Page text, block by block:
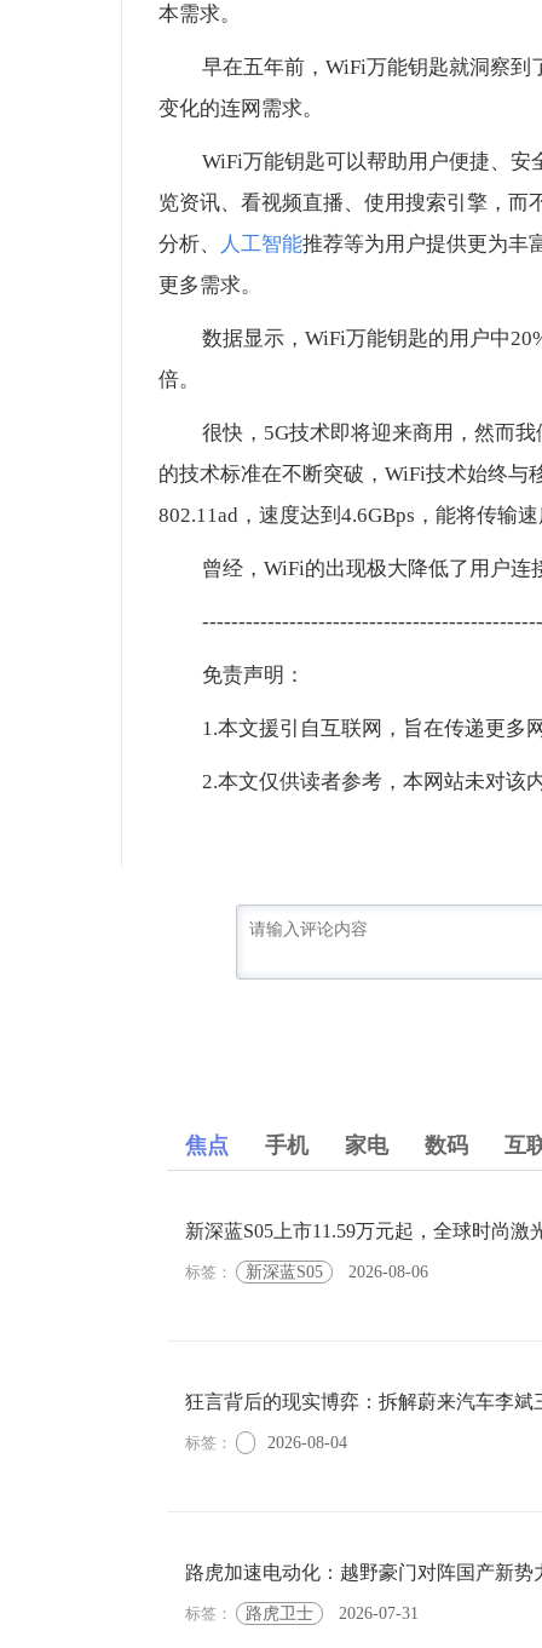
本需求。
早在五年前，WiFi万能钥匙就洞察
变化的连网需求。
WiFi万能钥匙可以帮助用户便捷、
览资讯、看视频直播、使用搜索引擎，
分析、
人工智能推荐等为用户提供更为丰
更多需求。
数据显示，WiFi万能钥匙的用户中
倍。
很快，5G技术即将迎来商用，然而
的技术标准在不断突破，WiFi技术始终与
802.11ad，速度达到4.6GBps，能将传输
曾经，WiFi的出现极大降低了用户
免责声明：
1.本文援引自互联网，旨在传递更多
2.本文仅供读者参考，本网站未对该
焦点 手机 家电 数码 互
新深蓝S05上市11.59万元起，全球时尚激
标签： 新深蓝S05 2026-08-06
狂言背后的现实博弈：拆解蔚来汽车李斌
标签： 2026-08-04
路虎加速电动化：越野豪门对阵国产新势
标签： 路虎卫士 2026-07-31